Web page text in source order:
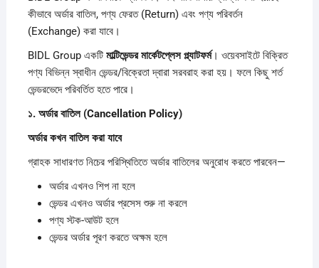
কীভাবে অর্ডার বাতিল, পণ্য ফেরত (Return) এবং পণ্য পরিবর্তন
(Exchange) করা যাবে।
BIDL Group একটি মাল্টিভেন্ডরমার্কেটপ্লেসপ্ল্যাটফর্ম। ওয়েবসাইটে বিক্রিত
পণ্য বিভিন্ন স্বাধীন ভেন্ডর/বিক্রেতা দ্বারা সরবরাহ করা হয়। ফলে কিছু শর্ত
ভেন্ডরভেদে পরিবর্তিত হতে পারে।
১. অর্ডারবাতিল (Cancellation Policy)
অর্ডারকখনবাতিলকরাযাবে
গ্রাহক সাধারণত নিচের পরিস্থিতিতে অর্ডার বাতিলের অনুরোধ করতে পারবেন—
অর্ডার এখনও শিপ না হলে
ভেন্ডর এখনও অর্ডার প্রসেস শুরু না করলে
পণ্য স্টক-আউট হলে
ভেন্ডর অর্ডার পূরণ করতে অক্ষম হলে